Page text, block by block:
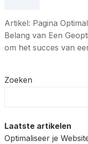
Artikel: Pagina
Belang van Een
om het succes van
Zoeken
Laatste artikelen
Optimaliseer je